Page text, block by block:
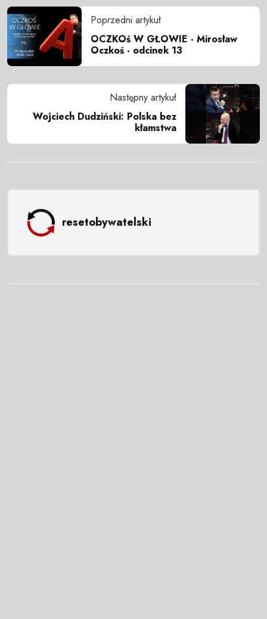
Poprzedni artykuł
OCZKOś W GŁOWIE - Mirosław
Oczkoś - odcinek 13
Następny artykuł
Wojciech Dudziński: Polska bez
kłamstwa
resetobywatelski